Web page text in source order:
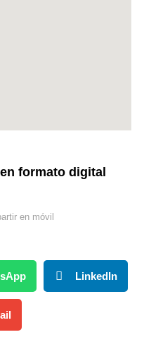
formato digital
en móvil
LinkedIn